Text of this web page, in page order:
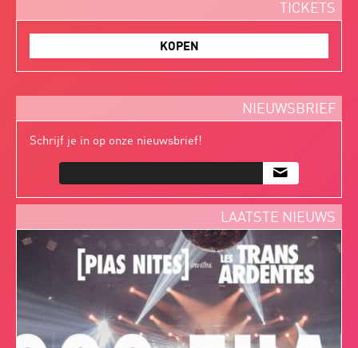
TICKETS
KOPEN
NIEUWSBRIEF
Schrijf je in op onze nieuwsbrief!
m
LAATSTE NIEUWS